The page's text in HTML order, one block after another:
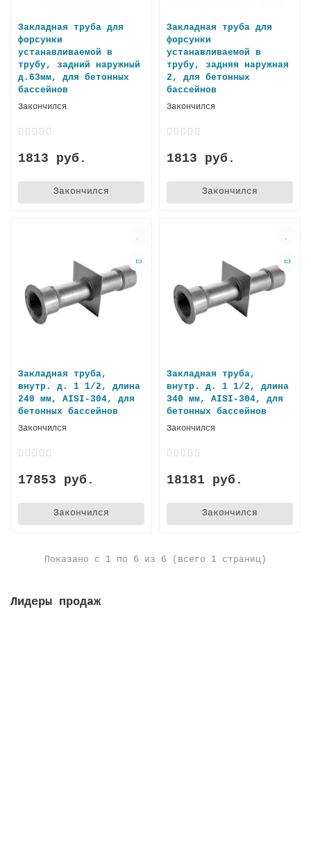
Закладная труба для
форсунки
устанавливаемой в
трубу, задний наружный
д.63мм, для бетонных
бассейнов
Закончился
1813 руб.
Закончился
Закладная труба для
форсунки
устанавливаемой в
трубу, задняя наружная
2, для бетонных
бассейнов
Закончился
1813 руб.
Закончился
Закладная труба,
внутр. д. 1 1/2, длина
240 мм, AISI-304, для
бетонных бассейнов
Закончился
17853 руб.
Закончился
Закладная труба,
внутр. д. 1 1/2, длина
340 мм, AISI-304, для
бетонных бассейнов
Закончился
18181 руб.
Закончился
Показано с 1 по 6 из 6 (всего 1 страниц)
Лидеры продаж